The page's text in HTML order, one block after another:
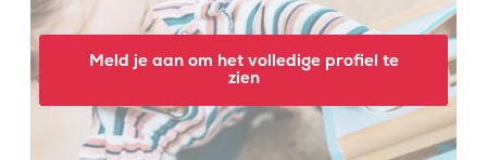
Meld je aan om het volledige profiel te
zien